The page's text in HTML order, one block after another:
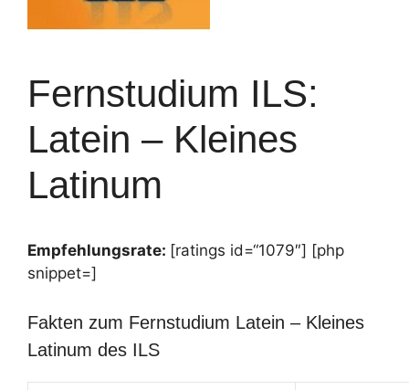
Fernstudium ILS:
Latein – Kleines
Latinum
Empfehlungsrate: [ratings id=“1079″] [php
snippet=]
Fakten zum Fernstudium Latein – Kleines
Latinum des ILS